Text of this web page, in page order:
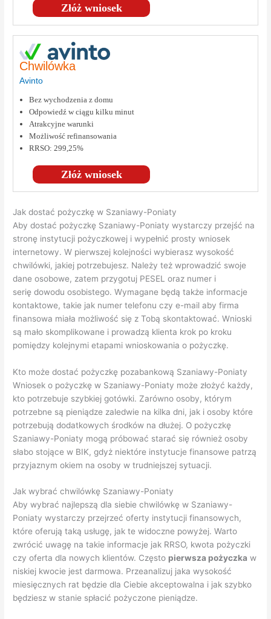
Złóż wniosek
Chwilówka
Avinto
Złóż wniosek
Bez wychodzenia z domu
Odpowiedź w ciągu kilku minut
Atrakcyjne warunki
Możliwość refinansowania
RRSO: 299,25%
Jak dostać pożyczkę w Szaniawy-Poniaty
Aby dostać pożyczkę Szaniawy-Poniaty wystarczy przejść na
stronę instytucji pożyczkowej i wypełnić prosty wniosek
internetowy. W pierwszej kolejności wybierasz wysokość
chwilówki, jakiej potrzebujesz. Należy też wprowadzić swoje
dane osobowe, zatem przygotuj PESEL oraz numer i
serię dowodu osobistego. Wymagane będą także informacje
kontaktowe, takie jak numer telefonu czy e-mail aby firma
finansowa miała możliwość się z Tobą skontaktować. Wnioski
są mało skomplikowane i prowadzą klienta krok po kroku
pomiędzy kolejnymi etapami wnioskowania o pożyczkę.
Kto może dostać pożyczkę pozabankową Szaniawy-Poniaty
Wniosek o pożyczkę w Szaniawy-Poniaty może złożyć każdy,
kto potrzebuje szybkiej gotówki. Zarówno osoby, którym
potrzebne są pieniądze zaledwie na kilka dni, jak i osoby które
potrzebują dodatkowych środków na dłużej. O pożyczkę
Szaniawy-Poniaty mogą próbować starać się również osoby
słabo stojące w BIK, gdyż niektóre instytucje finansowe patrzą
przyjaznym okiem na osoby w trudniejszej sytuacji.
Jak wybrać chwilówkę Szaniawy-Poniaty
Aby wybrać najlepszą dla siebie chwilówkę w Szaniawy-
Poniaty wystarczy przejrzeć oferty instytucji finansowych,
które oferują taką usługę, jak te widoczne powyżej. Warto
zwrócić uwagę na takie informacje jak RRSO, kwota pożyczki
czy oferta dla nowych klientów. Często pierwsza pożyczka w
niskiej kwocie jest darmowa. Przeanalizuj jaka wysokość
miesięcznych rat będzie dla Ciebie akceptowalna i jak szybko
będziesz w stanie spłacić pożyczone pieniądze.